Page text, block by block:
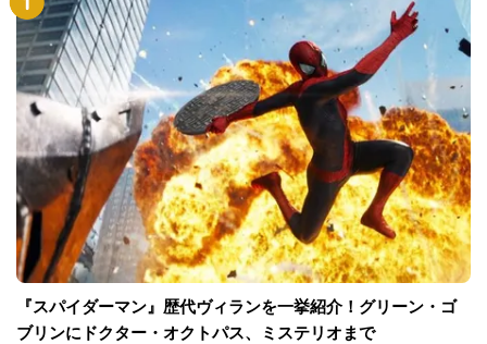
『スパイダーマン』歴代ヴィランを一挙紹介！グリーン・ゴ
ブリンにドクター・オクトパス、ミステリオまで